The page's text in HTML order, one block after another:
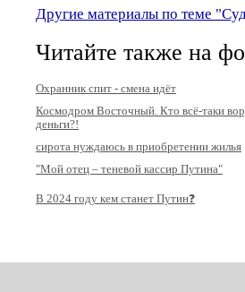
Другие материалы по теме
Читайте также на
Охранник спит - смена идёт
Космодром Восточный. Кто всё-таки
деньги?!
сирота нуждаюсь в приобретении жилья
"Мой отец – теневой кассир Путина"
В 2024 году кем станет Путин❓